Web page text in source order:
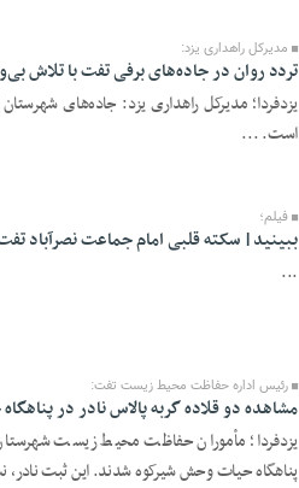
مدیرکل راهداری یزد:
تردد روان در جاده‌های برفی تفت با تلاش
یزدفردا؛ مدیرکل راهداری یزد: جاده‌های
است. ...
فیلم؛
ببینید| سکته قلبی امام جماعت نصرآباد تفت
...
رئیس اداره حفاظت محیط زیست تفت:
مشاهده دو قلاده گربه پالاس نادر در
یزدفردا؛ مأموران حفاظت محیط زیست
پناهگاه حیات وحش شیرکوه شدند. این ثبت نادر،